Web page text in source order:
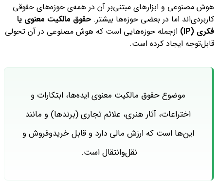
هوش مصنوعی و ابزارهای مبتنی‌بر آن در همه‌ی حوزه‌های حقوقی
کاربردی‌اند اما در بعضی حوزه‌ها بیشتر. حقوق مالکیت معنوی یا
فکری (IP)
ازجمله حوزه‌هایی است که هوش مصنوعی در آن تحولی
قابل‌توجه ایجاد کرده است.
موضوع حقوق مالکیت معنوی ایده‌ها، ابتکارات و
اختراعات، آثار هنری، علائم تجاری (برندها) و مانند
این‌ها است که ارزش مالی دارد و قابل‌ خریدوفروش و
نقل‌وانتقال است.